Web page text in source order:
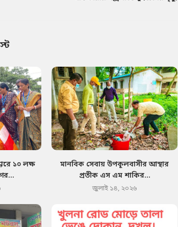
১০ লক্ষ
মানবিক সেবায় উপকূলবাসীর আস্থার
প্রতীক এস এম শাকির...
জুলাই ১৪, ২০২৬